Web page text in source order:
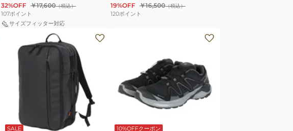
32%OFF ￥17,600（税込）
107ポイント
サイズフィッター対応
19%OFF ￥16,500（税込）
120ポイント
SALE 10%OFFクーポン